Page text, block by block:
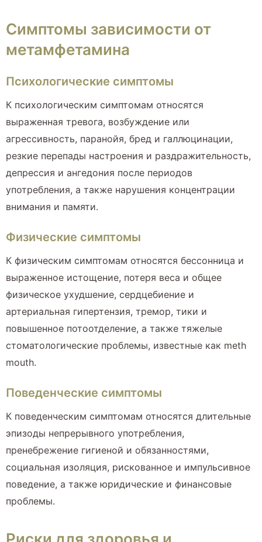
Симптомы зависимости от
метамфетамина
Психологические симптомы
К психологическим симптомам относятся
выраженная тревога, возбуждение или
агрессивность, паранойя, бред и галлюцинации,
резкие перепады настроения и раздражительность,
депрессия и ангедония после периодов
употребления, а также нарушения концентрации
внимания и памяти.
Физические симптомы
К физическим симптомам относятся бессонница и
выраженное истощение, потеря веса и общее
физическое ухудшение, сердцебиение и
артериальная гипертензия, тремор, тики и
повышенное потоотделение, а также тяжелые
стоматологические проблемы, известные как meth
mouth.
Поведенческие симптомы
К поведенческим симптомам относятся длительные
эпизоды непрерывного употребления,
пренебрежение гигиеной и обязанностями,
социальная изоляция, рискованное и импульсивное
поведение, а также юридические и финансовые
проблемы.